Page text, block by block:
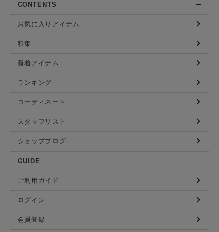
CONTENTS
お気に入りアイテム
特集
新着アイテム
ランキング
コーディネート
スタッフリスト
ショップブログ
GUIDE
ご利用ガイド
ログイン
会員登録